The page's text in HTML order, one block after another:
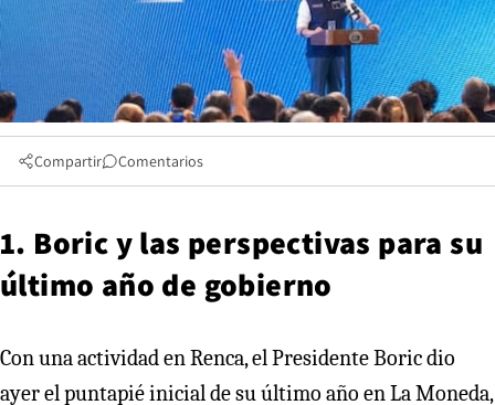
Compartir Comentarios
1. Boric y las perspectivas para su
último año de gobierno
Con una actividad en Renca, el Presidente Boric dio
ayer el puntapié inicial de su último año en La Moneda,